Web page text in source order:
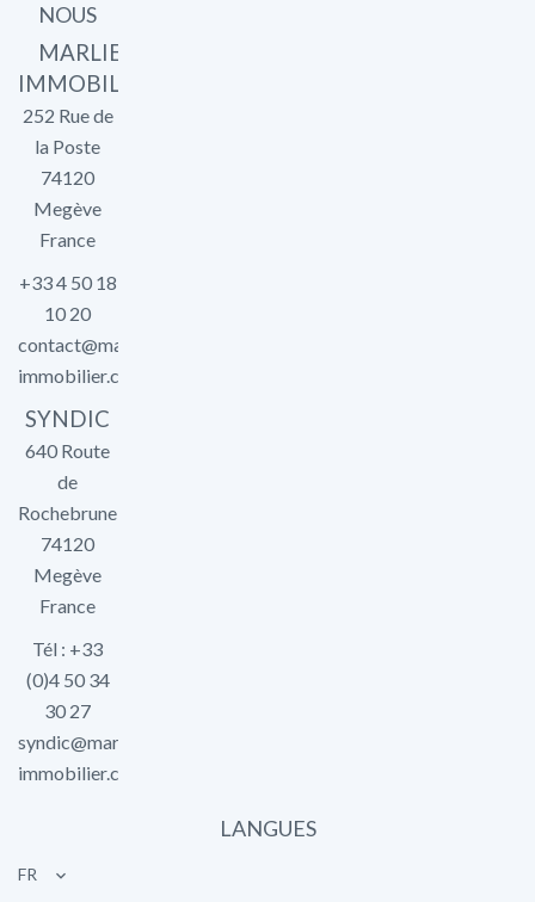
NOUS
MARLIER
IMMOBILIER
252 Rue de
la Poste
74120
Megève
France
+33 4 50 18
10 20
contact@marlier-
immobilier.com
SYNDIC
640 Route
de
Rochebrune
74120
Megève
France
Tél : +33
(0)4 50 34
30 27
syndic@marlier-
immobilier.com
LANGUES
FR